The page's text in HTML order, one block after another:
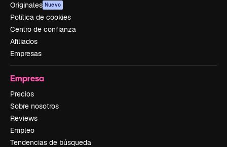
Originales Nuevo
Política de cookies
Centro de confianza
Afiliados
Empresas
Empresa
Precios
Sobre nosotros
Reviews
Empleo
Tendencias de búsqueda